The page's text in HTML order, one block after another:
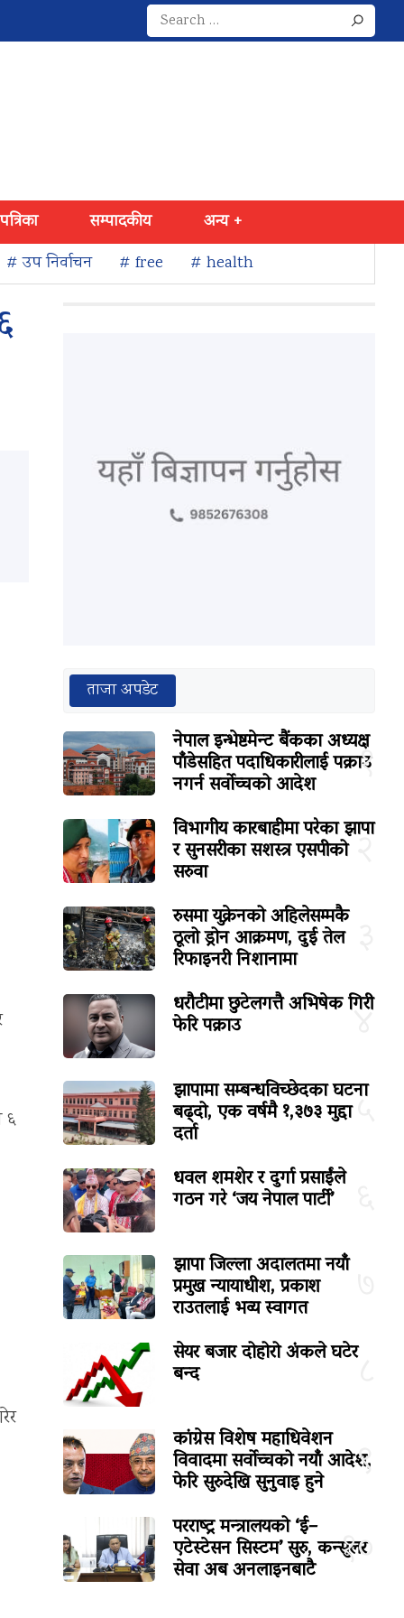
Search
for:
सम्पादकीय
अन्य +
# उप निर्वाचन # free # health
६
ताजा अपडेट
१
नेपाल इन्भेष्टमेन्ट बैंकका अध्यक्ष
पाँडेसहित पदाधिकारीलाई पक्राउ
नगर्न सर्वोच्चको आदेश
२
विभागीय कारबाहीमा परेका झापा
र सुनसरीका सशस्त्र एसपीको
सरुवा
रुसमा युक्रेनको अहिलेसम्मकै
ठूलो ड्रोन आक्रमण, दुई तेल
रिफाइनरी निशानामा
४
धरौटीमा छुटेलगत्तै अभिषेक गिरी
फेरि पक्राउ
५
झापामा सम्बन्धविच्छेदका घटना
बढ्दो, एक वर्षमै १,३७३ मुद्दा
दर्ता
धवल शमशेर र दुर्गा प्रसाईंले
गठन गरे ‘जय नेपाल पार्टी’
झापा जिल्ला अदालतमा नयाँ
प्रमुख न्यायाधीश, प्रकाश
राउतलाई भव्य स्वागत
सेयर बजार दोहोरो अंकले घटेर
बन्द
९
कांग्रेस विशेष महाधिवेशन
विवादमा सर्वोच्चको नयाँ आदेश,
फेरि सुरुदेखि सुनुवाइ हुने
१०
परराष्ट्र मन्त्रालयको ‘ई–
एटेस्टेसन सिस्टम’ सुरु, कन्सुलर
सेवा अब अनलाइनबाटै